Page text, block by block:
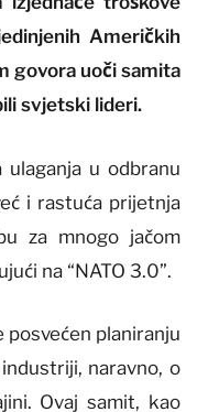
Američkih
govora uoči samita
svjetski lideri.
ulaganja u odbranu
i rastuća prijetnja
za mnogo jačom
na “NATO 3.0”.
posvećen planiranju
naravno, o
Ovaj samit, kao